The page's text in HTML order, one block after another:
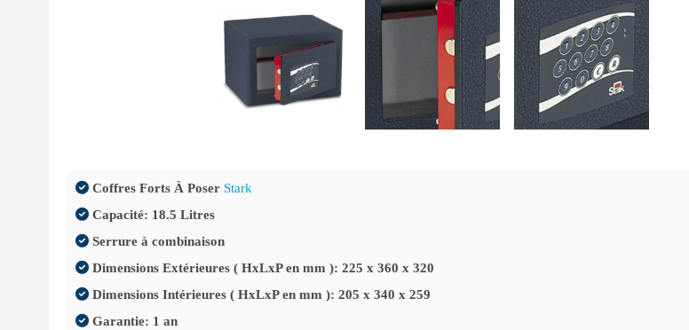
Coffres Forts À Poser Stark
Capacité: 18.5 Litres
Serrure à combinaison
Dimensions Extérieures ( HxLxP en mm ): 225 x 360 x 320
Dimensions Intérieures ( HxLxP en mm ): 205 x 340 x 259
Garantie: 1 an
Stark 356 Stark 354 Stark 355 Stark 351 Stark 356